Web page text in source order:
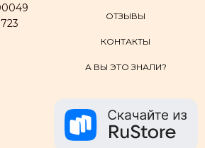
ОТЗЫВЫ
КОНТАКТЫ
А ВЫ ЭТО ЗНАЛИ?